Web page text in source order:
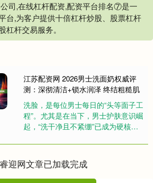
司,在线杠杆配资,配资平台排名⑦是一
台,为客户提供十倍杠杆炒股、股票杠杆
杠杆交易服务。
江苏配资网 2026男士洗面奶权威评
测：深彻清洁+锁水润泽 终结粗糙肌
洗脸，是每位男士每日的“头等面子工
程”。尤其是在当下，男士护肤意识崛
起，“洗干净且不紧绷”已成为硬核需
基于实测数据和成分解析，为....
睿迎网文章已加载完成